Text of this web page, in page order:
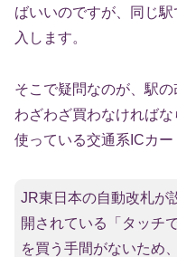
ばいいのですが、同じ
入します。
そこで疑問なのが、駅
わざわざ買わなければ
使っている交通系ICカー
JR東日本の自動改札が
開されている「タッチ
を買う手間がないため